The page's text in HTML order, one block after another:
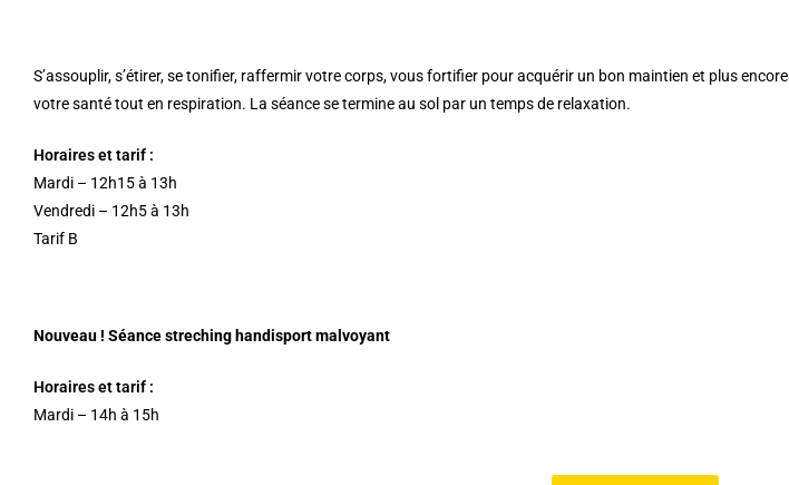
S’assouplir, s’étirer, se tonifier, raffermir votre corps, vous fortifier pour acquérir un bon maintien et plus
votre santé tout en respiration. La séance se termine au sol par un temps de relaxation.
Horaires et tarif :
Mardi – 12h15 à 13h
Vendredi – 12h5 à 13h
Tarif B
Nouveau ! Séance streching handisport malvoyant
Horaires et tarif :
Mardi – 14h à 15h